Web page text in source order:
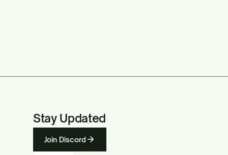
Stay Updated
Join Discord